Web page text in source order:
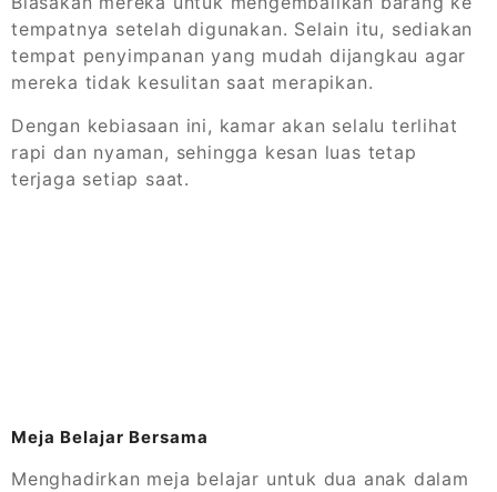
tempatnya setelah digunakan. Selain itu, sediakan
tempat penyimpanan yang mudah dijangkau agar
mereka tidak kesulitan saat merapikan.
Dengan kebiasaan ini, kamar akan selalu terlihat
rapi dan nyaman, sehingga kesan luas tetap
terjaga setiap saat.
Meja Belajar Bersama
Menghadirkan meja belajar untuk dua anak dalam